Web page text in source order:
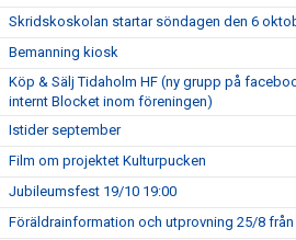
Skridskoskolan startar söndagen den 6
Bemanning kiosk
Köp & Sälj Tidaholm HF (ny grupp på
internt Blocket inom föreningen)
Istider september
Film om projektet Kulturpucken
Jubileumsfest 19/10 19:00
Föräldrainformation och utprovning 25/8 från